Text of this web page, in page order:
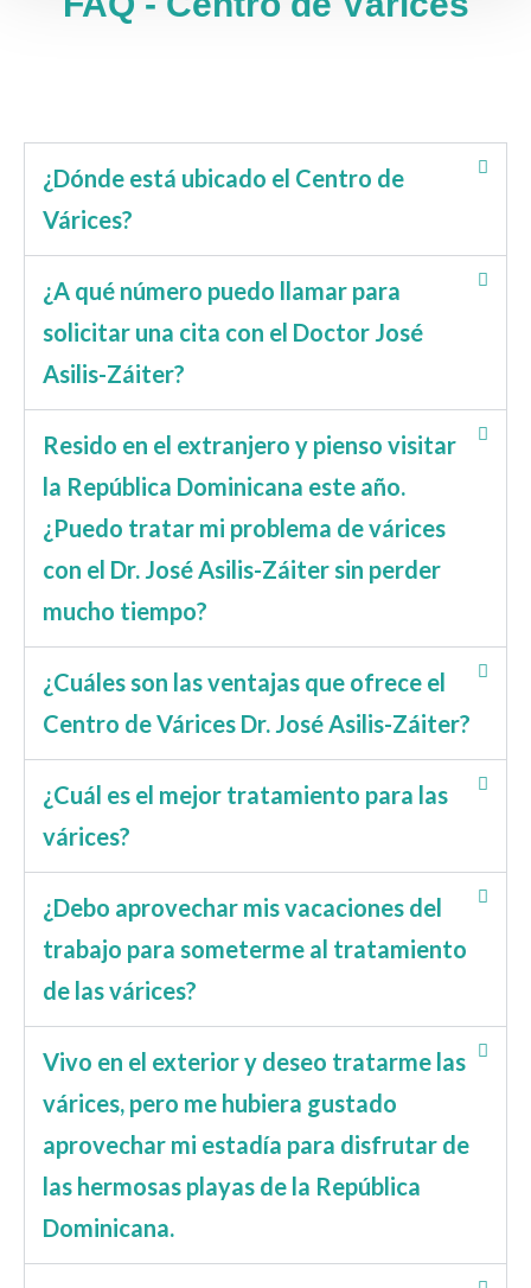
¿Dónde está ubicado el Centro de
Várices?
¿A qué número puedo llamar para
solicitar una cita con el Doctor José
Asilis-Záiter?
Resido en el extranjero y pienso visitar
la República Dominicana este año.
¿Puedo tratar mi problema de várices
con el Dr. José Asilis-Záiter sin perder
mucho tiempo?
¿Cuáles son las ventajas que ofrece el
Centro de Várices Dr. José Asilis-Záiter?
¿Cuál es el mejor tratamiento para las
várices?
¿Debo aprovechar mis vacaciones del
trabajo para someterme al tratamiento
de las várices?
Vivo en el exterior y deseo tratarme las
várices, pero me hubiera gustado
aprovechar mi estadía para disfrutar de
las hermosas playas de la República
Dominicana.